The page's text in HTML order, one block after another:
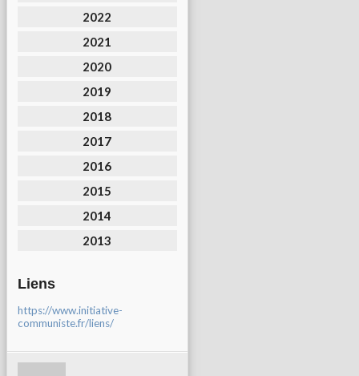
2022
2021
2020
2019
2018
2017
2016
2015
2014
2013
Liens
https://www.initiative-
communiste.fr/liens/